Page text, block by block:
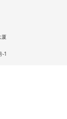
厦
-1